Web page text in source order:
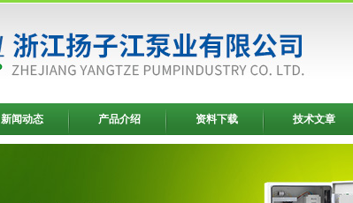
新闻动态 产品介绍 资料下载 技术文章